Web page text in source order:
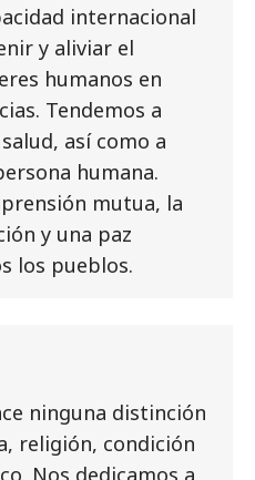
internacional
y aliviar el
humanos en
Tendemos a
así como a
humana.
mutua, la
y una paz
los pueblos.
ninguna distinción
religión, condición
Nos dedicamos a